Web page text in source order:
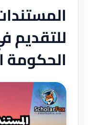
للتقديم
الحكومة